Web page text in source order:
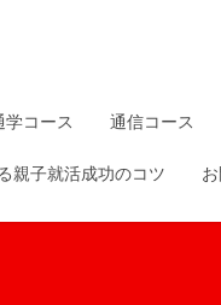
学コース 通信コース
親子就活成功のコツ